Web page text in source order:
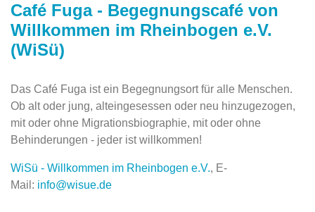
Café Fuga - Begegnungscafé von
Willkommen im Rheinbogen e.V.
(WiSü)
Das Café Fuga ist ein Begegnungsort für alle Menschen.
Ob alt oder jung, alteingesessen oder neu hinzugezogen,
mit oder ohne Migrationsbiographie, mit oder ohne
Behinderungen - jeder ist willkommen!
WiSü - Willkommen im Rheinbogen e.V., E-
Mail: info@wisue.de